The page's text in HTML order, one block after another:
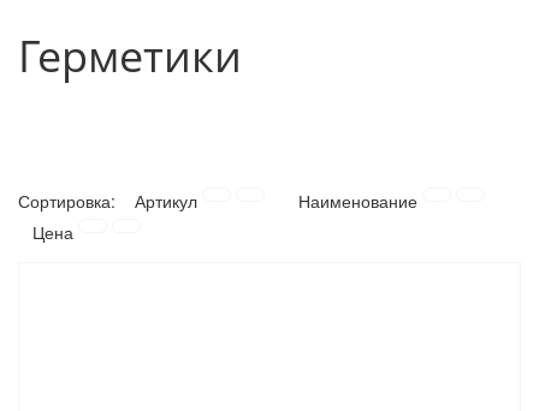
ЛАКОКРАСОЧНЫЕ МАТЕРИАЛЫ
Герметики
Сортировка: Артикул
Наименование
Цена